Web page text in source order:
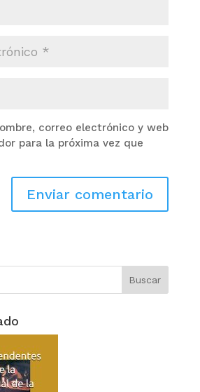
correo electrónico y web
para la próxima vez que